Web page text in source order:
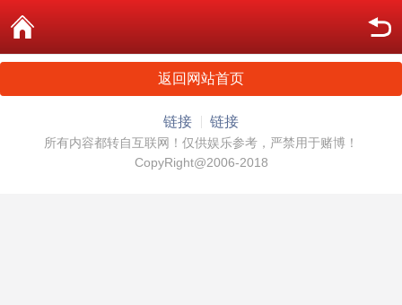
返回网站首页
链接 链接
所有内容都转自互联网！仅供娱乐参考，严禁用于赌博！
CopyRight@2006-2018